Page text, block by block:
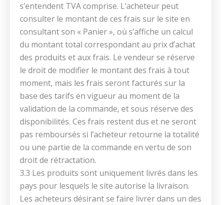
s’entendent TVA comprise. L’acheteur peut
consulter le montant de ces frais sur le site en
consultant son « Panier », où s’affiche un calcul
du montant total correspondant au prix d’achat
des produits et aux frais. Le vendeur se réserve
le droit de modifier le montant des frais à tout
moment, mais les frais seront facturés sur la
base des tarifs en vigueur au moment de la
validation de la commande, et sous réserve des
disponibilités. Ces frais restent dus et ne seront
pas remboursés si l’acheteur retourne la totalité
ou une partie de la commande en vertu de son
droit de rétractation.
3.3 Les produits sont uniquement livrés dans les
pays pour lesquels le site autorise la livraison.
Les acheteurs désirant se faire livrer dans un des